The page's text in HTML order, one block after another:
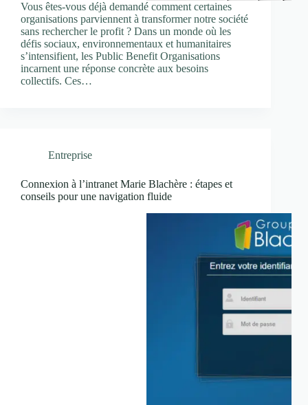
Vous êtes-vous déjà demandé comment certaines
organisations parviennent à transformer notre société
sans rechercher le profit ? Dans un monde où les
défis sociaux, environnementaux et humanitaires
s’intensifient, les Public Benefit Organisations
incarnent une réponse concrète aux besoins
collectifs. Ces…
Entreprise
Connexion à l’intranet Marie Blachère : étapes et
conseils pour une navigation fluide